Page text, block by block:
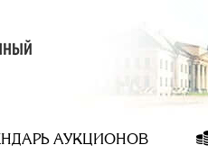
АУКЦИОНОВ